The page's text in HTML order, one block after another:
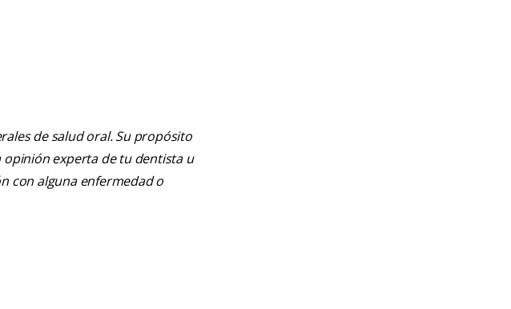
de salud oral. Su propósito
experta de tu dentista u
con alguna enfermedad o